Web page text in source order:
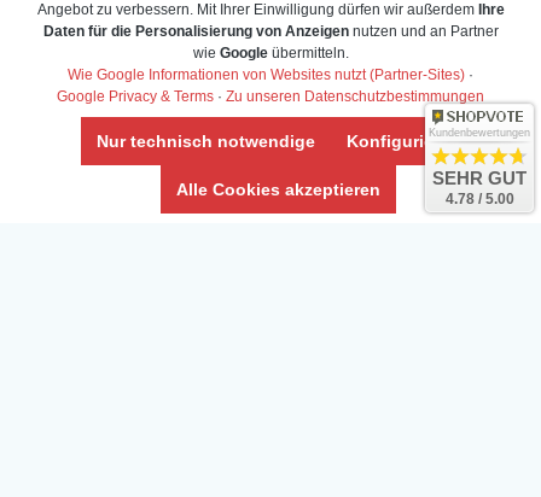
Daten­schutz­erklärung
Widerrufs­recht /Widerrufs­formular
Angebot zu verbessern. Mit Ihrer Einwilligung dürfen wir außerdem Ihre
Daten für die Personalisierung von Anzeigennutzen und an Partner
wie Googleübermitteln.
Wie Google Informationen von Websites nutzt (Partner-Sites) ·
Google Privacy & Terms · Zu unseren Datenschutzbestimmungen
Nur technisch notwendige Konfigurieren
Alle Cookies akzeptieren
Kundenbewertungen
SEHR GUT
4.78 / 5.00